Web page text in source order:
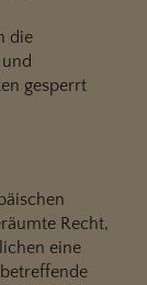
die
gesperrt
Recht,
eine